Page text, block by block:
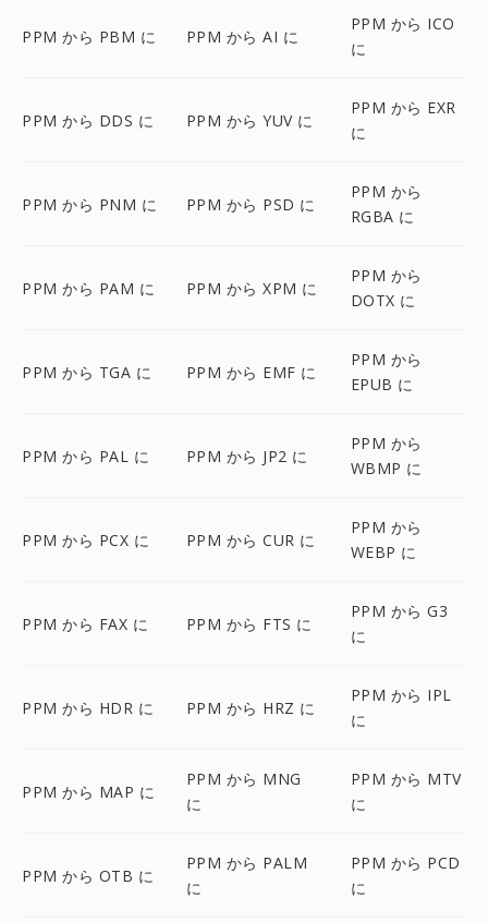
PPM から PBM に PPM から AI に
PPM から ICO
に
PPM から DDS に PPM から YUV に
PPM から EXR
に
PPM から PNM に PPM から PSD に
PPM から
RGBA に
PPM から PAM に PPM から XPM に
PPM から
DOTX に
PPM から TGA に PPM から EMF に
PPM から
EPUB に
PPM から PAL に PPM から JP2 に
PPM から
WBMP に
PPM から PCX に PPM から CUR に
PPM から
WEBP に
PPM から FAX に PPM から FTS に
PPM から G3
に
PPM から HDR に PPM から HRZ に
PPM から IPL
に
PPM から MAP に
PPM から MNG
に
PPM から MTV
に
PPM から OTB に
PPM から PALM
に
PPM から PCD
に